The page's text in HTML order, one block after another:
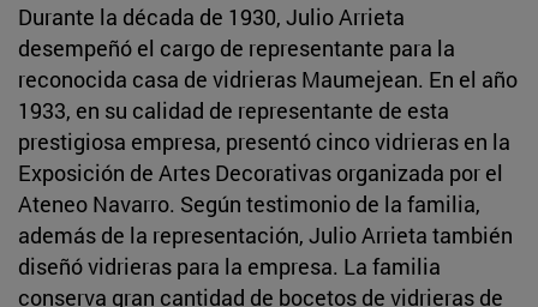
Durante la década de 1930, Julio Arrieta
desempeñó el cargo de representante para la
reconocida casa de vidrieras Maumejean. En el año
1933, en su calidad de representante de esta
prestigiosa empresa, presentó cinco vidrieras en la
Exposición de Artes Decorativas organizada por el
Ateneo Navarro. Según testimonio de la familia,
además de la representación, Julio Arrieta también
diseñó vidrieras para la empresa. La familia
conserva gran cantidad de bocetos de vidrieras de